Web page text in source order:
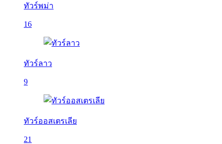
ทัวร์พม่า
16
ทัวร์ลาว
9
ทัวร์ออสเตรเลีย
21